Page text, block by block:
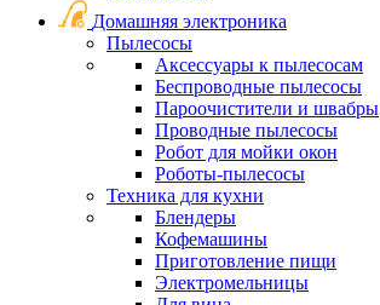
Домашняя электроника
Пылесосы
Аксессуары к пылесосам
Беспроводные пылесосы
Пароочистители и швабры
Проводные пылесосы
Робот для мойки окон
Роботы-пылесосы
Техника для кухни
Блендеры
Кофемашины
Приготовление пищи
Электромельницы